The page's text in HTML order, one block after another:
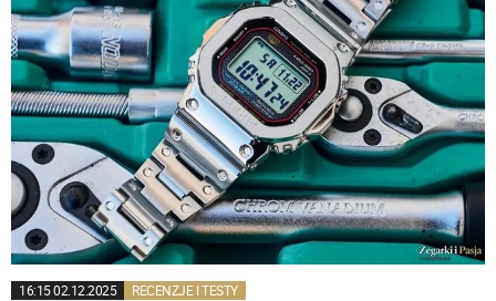
16:15 02.12.2025 RECENZJE I TESTY